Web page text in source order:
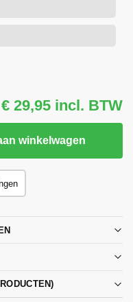
€ 29,95 incl. BTW
winkelwagen